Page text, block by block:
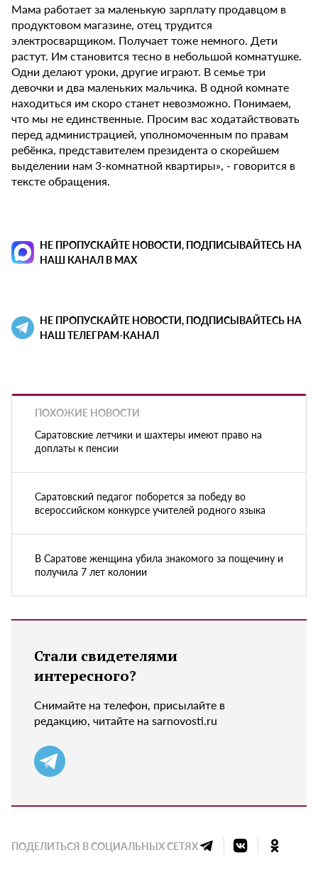
Мама работает за маленькую зарплату продавцом в
продуктовом магазине, отец трудится
электросварщиком. Получает тоже немного. Дети
растут. Им становится тесно в небольшой комнатушке.
Одни делают уроки, другие играют. В семье три
девочки и два маленьких мальчика. В одной комнате
находиться им скоро станет невозможно. Понимаем,
что мы не единственные. Просим вас ходатайствовать
перед администрацией, уполномоченным по правам
ребёнка, представителем президента о скорейшем
выделении нам 3-комнатной квартиры», - говорится в
тексте обращения.
НЕ ПРОПУСКАЙТЕ НОВОСТИ, ПОДПИСЫВАЙТЕСЬ НА
НАШ КАНАЛ В MAX
НЕ ПРОПУСКАЙТЕ НОВОСТИ, ПОДПИСЫВАЙТЕСЬ НА
НАШ ТЕЛЕГРАМ-КАНАЛ
ПОХОЖИЕ НОВОСТИ
Саратовские летчики и шахтеры имеют право на
доплаты к пенсии
Саратовский педагог поборется за победу во
всероссийском конкурсе учителей родного языка
В Саратове женщина убила знакомого за пощечину и
получила 7 лет колонии
Стали свидетелями
интересного?
Снимайте на телефон, присылайте в
редакцию, читайте на sarnovosti.ru
ПОДЕЛИТЬСЯ В СОЦИАЛЬНЫХ СЕТЯХ